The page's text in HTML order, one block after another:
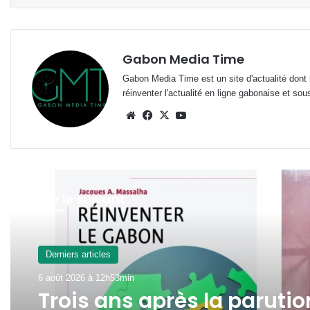
Gabon Media Time
Gabon Media Time est un site d'actualité
réinventer l'actualité en ligne gabonaise et
WebsiteFacebook
X
Lire le suivant
Derniers articles
6 août 2026 à 12h53min
Trois ans après la